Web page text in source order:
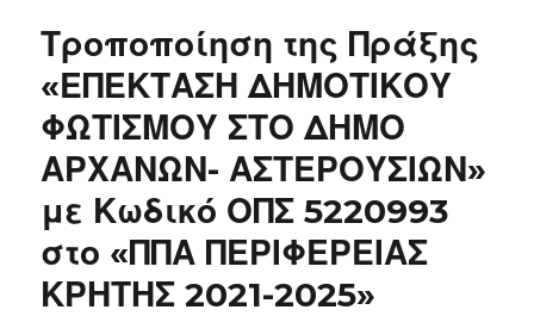
Τροποποίηση της Πράξης
«ΕΠΕΚΤΑΣΗ ΔΗΜΟΤΙΚΟΥ
ΦΩΤΙΣΜΟΥ ΣΤΟ ΔΗΜΟ
ΑΡΧΑΝΩΝ- ΑΣΤΕΡΟΥΣΙΩΝ»
με Κωδικό ΟΠΣ 5220993
στο «ΠΠΑ ΠΕΡΙΦΕΡΕΙΑΣ
ΚΡΗΤΗΣ 2021-2025»